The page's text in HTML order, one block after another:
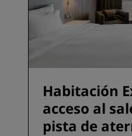
Habitación
acceso al
pista de